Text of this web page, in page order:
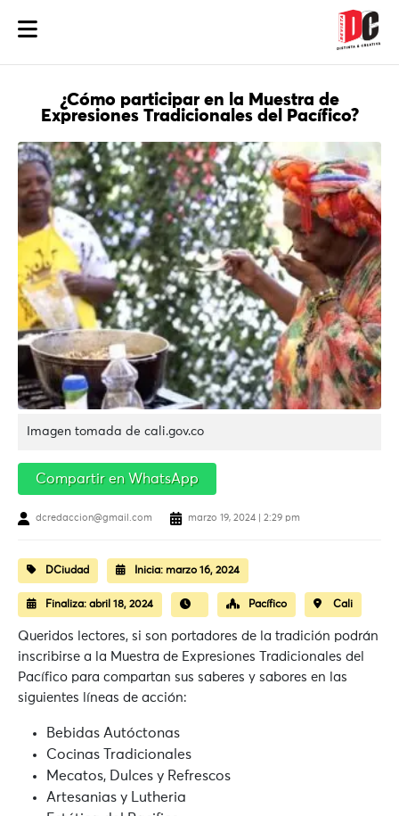
¿Cómo participar en la Muestra de
Expresiones Tradicionales del Pacífico?
Imagen tomada de cali.gov.co
Compartir en WhatsApp
dcredaccion@gmail.com marzo 19, 2024 | 2:29 pm
DCiudad Inicia: marzo 16, 2024
Finaliza: abril 18, 2024 Pacífico Cali
Queridos lectores, si son portadores de la tradición podrán
inscribirse a la Muestra de Expresiones Tradicionales del
Pacífico para compartan sus saberes y sabores en las
siguientes líneas de acción:
Bebidas Autóctonas
Cocinas Tradicionales
Mecatos, Dulces y Refrescos
Artesanias y Lutheria